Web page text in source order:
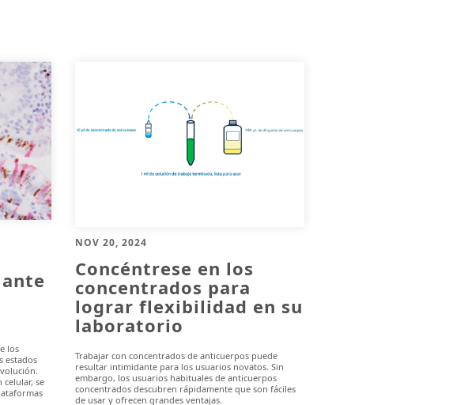
los
estados
celular, se
NOV 20, 2024
Concéntrese en los
concentrados para
lograr flexibilidad en su
laboratorio
Trabajar con concentrados de anticuerpos puede
resultar intimidante para los usuarios novatos. Sin
embargo, los usuarios habituales de anticuerpos
concentrados descubren rápidamente que son fáciles
de usar y ofrecen grandes ventajas.